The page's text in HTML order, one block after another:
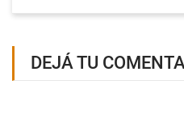
DEJÁ TU